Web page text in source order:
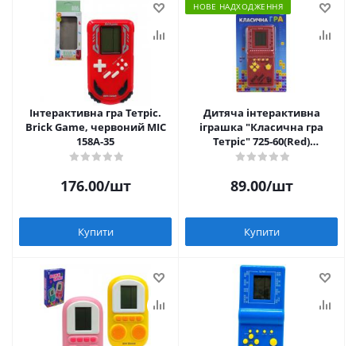
Інтерактивна гра Тетріс.
Brick Game, червоний MIC
158A-35
176.00/шт
Купити
НОВЕ НАДХОДЖЕННЯ
Дитяча інтерактивна
іграшка "Класична гра
Тетріс" 725-60(Red)
червоний
89.00/шт
Купити